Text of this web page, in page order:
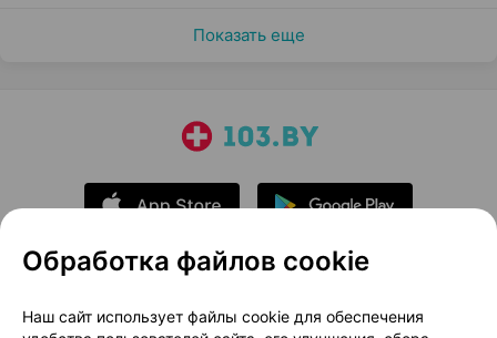
Показать еще
О проекте
Новости проекта
Обработка файлов cookie
Наш сайт использует файлы cookie для обеспечения